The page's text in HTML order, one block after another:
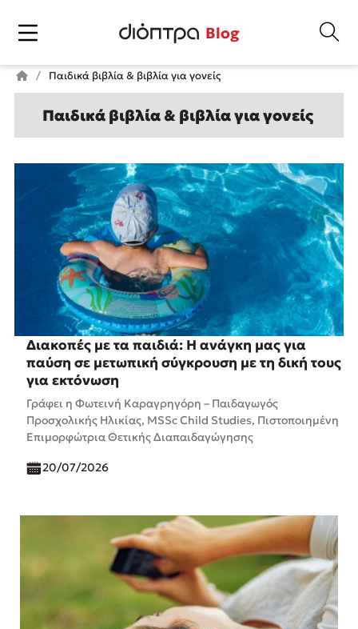
Blog
Παιδικά βιβλία & βιβλία για γονείς
Παιδικά βιβλία & βιβλία για γονείς
Διακοπές με τα παιδιά: Η ανάγκη μας για
παύση σε μετωπική σύγκρουση με τη δική τους
για εκτόνωση
Γράφει η Φωτεινή Καραγρηγόρη – Παιδαγωγός
Προσχολικής Ηλικίας, MSSc Child Studies, Πιστοποιημένη
Επιμορφώτρια Θετικής Διαπαιδαγώγησης
20/07/2026